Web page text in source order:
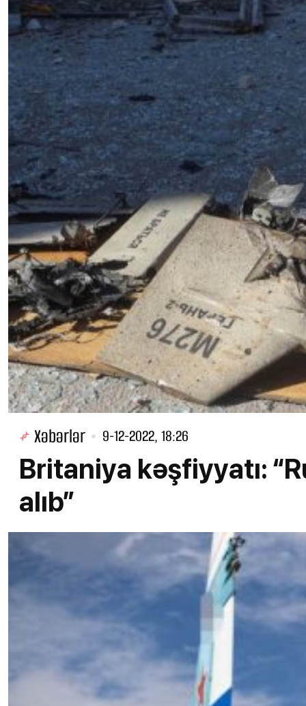
Xəbərlər 9-12-2022, 18:26
Britaniya kəşfiyyatı:
alıb”